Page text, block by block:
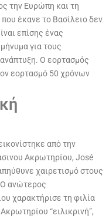
την Ευρώπη και τη
έκανε το Βασίλειο δεν
επίσης ένας
για τους
Ο εορτασμός
εορτασμό 50 χρόνων
από την
Ακρωτηρίου, José
χαιρετισμό στους
ανώτερος
χαρακτήρισε τη φιλία
“ειλικρινή”,